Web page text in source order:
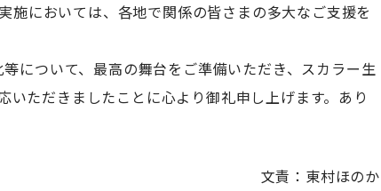
施においては、各地で関係の皆さまの多大なご支援を
等について、最高の舞台をご準備いただき、スカラー生
いただきましたことに心より御礼申し上げます。あり
文責：東村ほのか